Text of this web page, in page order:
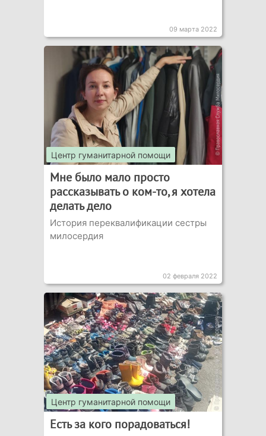
09 марта 2022
Центр гуманитарной помощи
Мне было мало просто
рассказывать о ком-то, я хотела
делать дело
История переквалификации сестры
милосердия
02 февраля 2022
Центр гуманитарной помощи
Есть за кого порадоваться!